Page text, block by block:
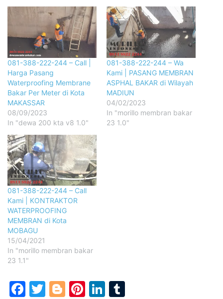
081-388-222-244 – Call |
Harga Pasang
Waterproofing Membrane
Bakar Per Meter di Kota
MAKASSAR
08/09/2023
In "dewa 200 kta v8 1.0"
081-388-222-244 – Wa
Kami | PASANG MEMBRAN
ASPHAL BAKAR di Wilayah
MADIUN
04/02/2023
In "morillo membran bakar
23 1.0"
081-388-222-244 – Call
Kami | KONTRAKTOR
WATERPROOFING
MEMBRAN di Kota
MOBAGU
15/04/2021
In "morillo membran bakar
23 1.1"
Facebook
Twitter
Blogger
Pinterest
LinkedIn